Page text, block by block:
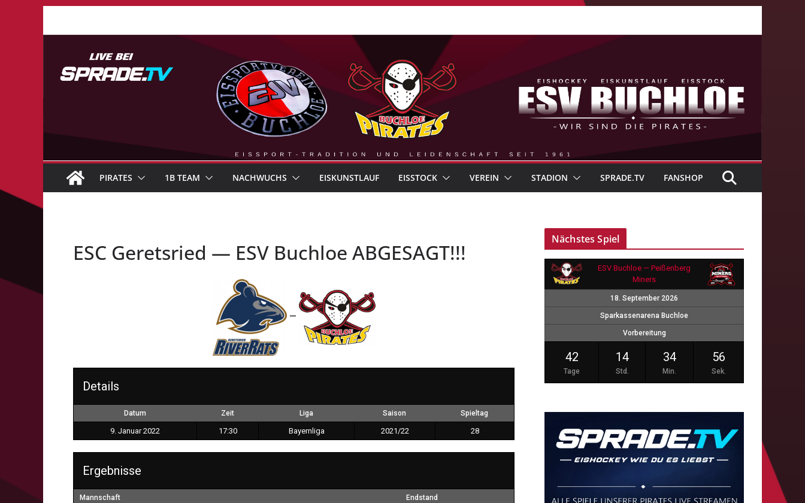
PIRATES 1B TEAM NACHWUCHS EISKUNSTLAUF EISSTOCK VEREIN STADION SPRADE.TV FANSHOP
ESC Geretsried — ESV Buchloe ABGESAGT!!!
—
Details
Datum Zeit Liga Saison Spieltag
9. Januar 2022 17:30 Bayernliga 2021/22 28
Ergebnisse
Mannschaft Endstand
Nächstes Spiel
ESV Buchloe — Peißenberg
Miners
18. September 2026
Sparkassenarena Buchloe
Vorbereitung
42
Tage
14
Std.
34
Min.
55
Sek.